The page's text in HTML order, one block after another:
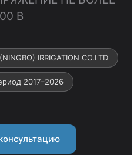
В
IRRIGATION CO.LTD
2017–2026